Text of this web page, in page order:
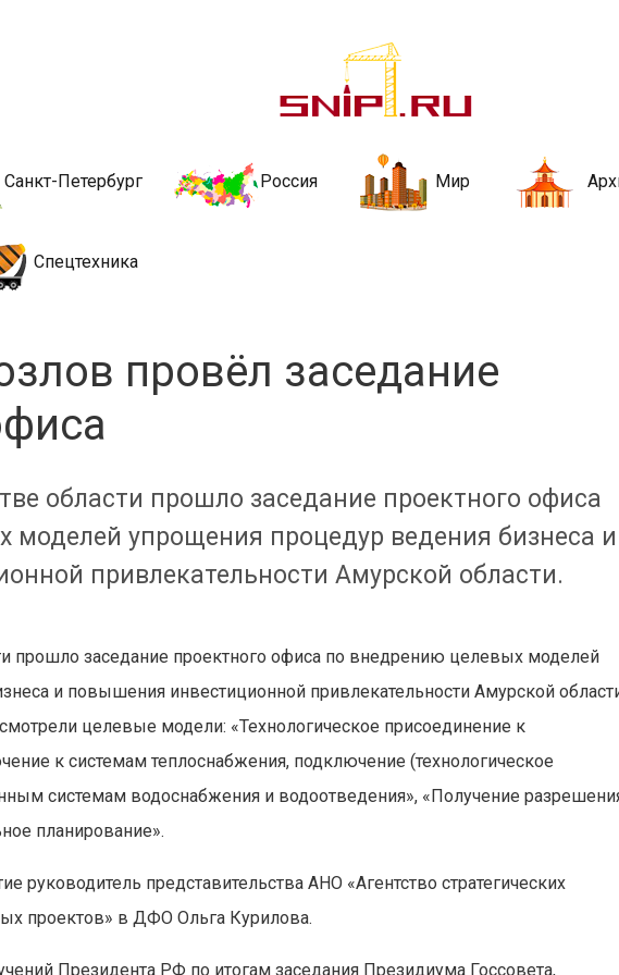
и
стройкой рубрики
Санкт-Петербург Россия Мир
Спецтехника
провёл заседание
области прошло заседание проектного офиса
моделей упрощения процедур ведения бизнеса и
привлекательности Амурской области.
прошло заседание проектного офиса по внедрению целевых моделей
и повышения инвестиционной привлекательности Амурской
целевые модели: «Технологическое присоединение к
к системам теплоснабжения, подключение (технологическое
системам водоснабжения и водоотведения», «Получение
планирование».
руководитель представительства АНО «Агентство стратегических
проектов» в ДФО Ольга Курилова.
Президента РФ по итогам заседания Президиума Госсовета,